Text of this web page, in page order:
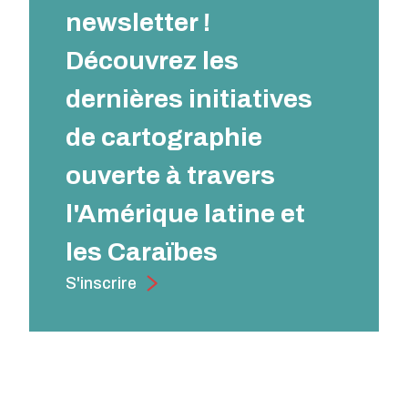
newsletter !
Découvrez les
dernières initiatives
de cartographie
ouverte à travers
l'Amérique latine et
les Caraïbes
S'inscrire